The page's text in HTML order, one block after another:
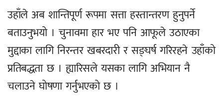
उहाँले अब शान्तिपूर्ण रूपमा सत्ता हस्तान्तरण हुनुपर्ने
बताउनुभयो । चुनावमा हार भए पनि आफूले उठाएका
मुद्दाका लागि निरन्तर खबरदारी र सङ्घर्ष गरिरहने उहाँको
प्रतिबद्धता छ । ह्यारिसले यसका लागि अभियान नै
चलाउने घोषणा गर्नुभएको छ ।